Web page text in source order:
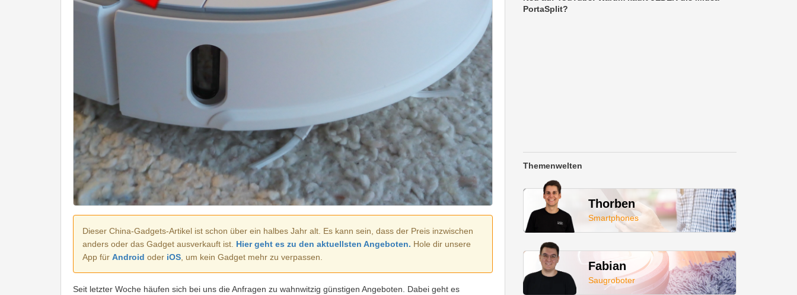
Dieser China-Gadgets-Artikel ist schon über ein halbes Jahr alt. Es kann sein, dass der Preis inzwischen
anders oder das Gadget ausverkauft ist. Hier geht es zu den aktuellsten Angeboten. Hole dir unsere
App für Android oder iOS, um kein Gadget mehr zu verpassen.
Seit letzter Woche häufen sich bei uns die Anfragen zu wahnwitzig günstigen Angeboten. Dabei geht es
PortaSplit?
Themenwelten
Thorben
Smartphones
Fabian
Saugroboter